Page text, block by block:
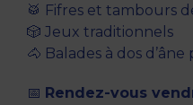
🥁 Fifres et tambours
🎲 Jeux traditionnels
🐴 Balades à dos
📅 Rendez-vous